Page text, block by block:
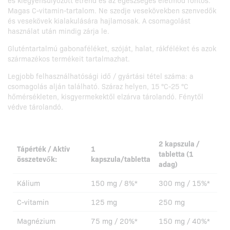
Magas C-vitamin-tartalom. Ne szedje vesekövekben szenvedők
és vesekövek kialakulására hajlamosak. A csomagolást
használat után mindig zárja le.
Gluténtartalmú gabonaféléket, szóját, halat, rákféléket és azok
származékos termékeit tartalmazhat.
Legjobb felhasználhatósági idő / gyártási tétel száma: a
csomagolás alján található. Száraz helyen, 15 °C-25 °C
hőmérsékleten, kisgyermekektől elzárva tárolandó. Fénytől
védve tárolandó.
Tápérték / Aktív
összetevők:
1
kapszula/tabletta
2 kapszula /
tabletta (1
adag)
Kálium
150 mg / 8%*
300 mg / 15%*
C-vitamin
125 mg
250 mg
Magnézium
75 mg / 20%* 150 mg / 40%*